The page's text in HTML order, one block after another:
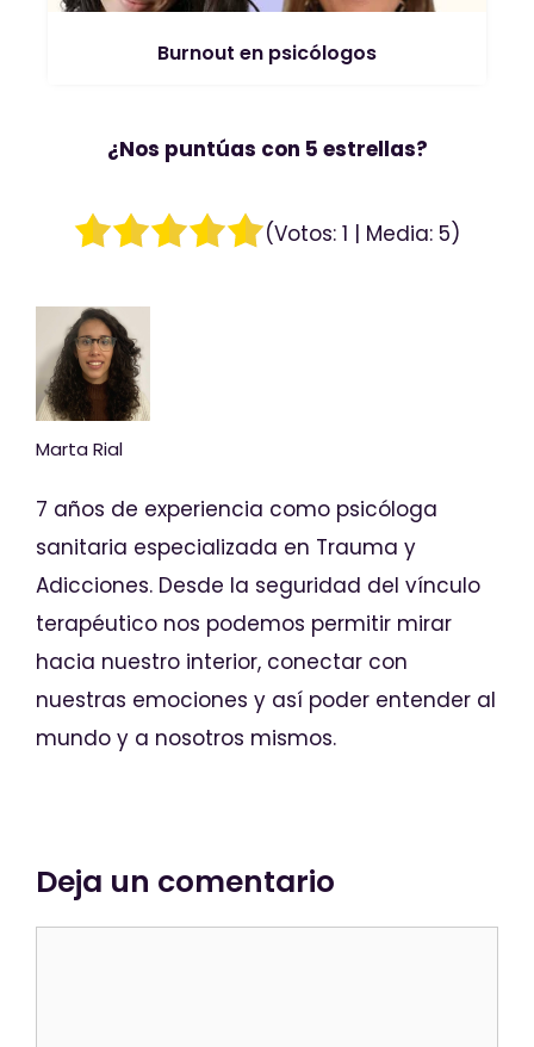
Burnout en psicólogos
¿Nos puntúas con 5 estrellas?
(Votos: 1 | Media: 5)
Marta Rial
7 años de experiencia como psicóloga
sanitaria especializada en Trauma y
Adicciones. Desde la seguridad del vínculo
terapéutico nos podemos permitir mirar
hacia nuestro interior, conectar con
nuestras emociones y así poder entender al
mundo y a nosotros mismos.
Deja un comentario